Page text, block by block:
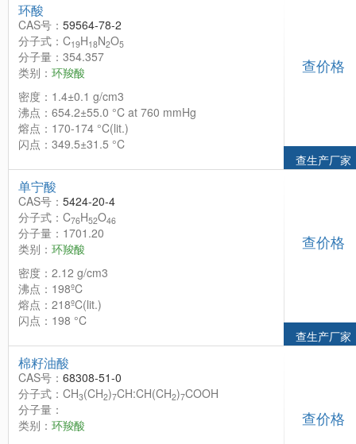
环酸
CAS号： 59564-78-2
分子式：C19H18N2O5
分子量：354.357
类别： 环羧酸
密度：1.4±0.1 g/cm3
沸点：654.2±55.0 °C at 760 mmHg
熔点：170-174 °C(lit.)
闪点：349.5±31.5 °C
查价格
查生产厂家
单宁酸
CAS号： 5424-20-4
分子式：C76H52O46
分子量：1701.20
类别： 环羧酸
密度：2.12 g/cm3
沸点：198ºC
熔点：218ºC(lit.)
闪点：198 °C
查价格
查生产厂家
棉籽油酸
CAS号： 68308-51-0
分子式：CH3(CH2)7CH:CH(CH2)7COOH
分子量：
类别： 环羧酸
查价格